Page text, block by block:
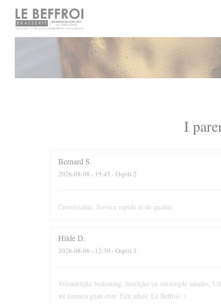
Personalizzazione delle tue scelte sui cookie
I
Bernard S
2026-08-08 - 19:45 - Ospiti 2
Convivialité. Service rapide et de qualité
HildeD
2026-08-06 - 12:30 - Ospiti 3
Vriendelijke bediening, heerlijke en verzorgde salades.
wr kunnen gaan eten. Eén adres: Le Beffroi :)